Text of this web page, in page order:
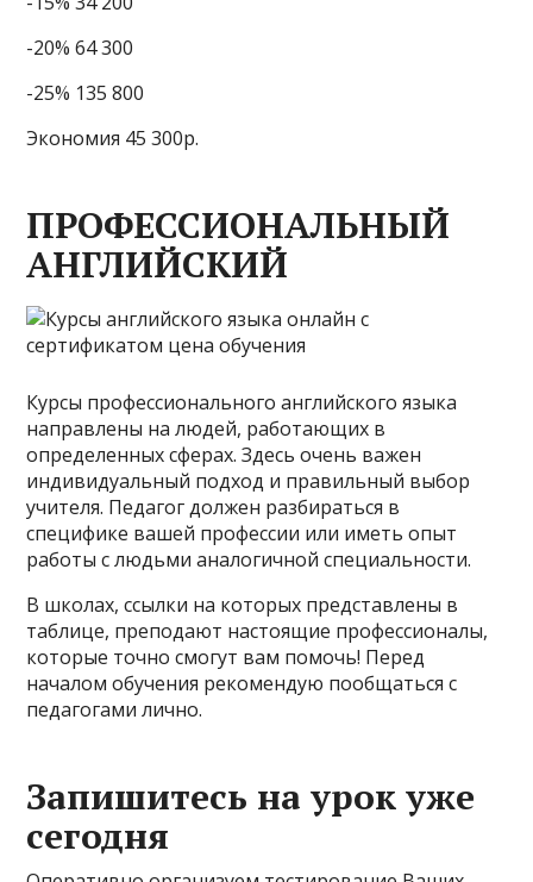
-20% 64 300
-25% 135 800
Экономия 45 300р.
ПРОФЕССИОНАЛЬНЫЙ
АНГЛИЙСКИЙ
Курсы профессионального английского языка
направлены на людей, работающих в
определенных сферах. Здесь очень важен
индивидуальный подход и правильный выбор
учителя. Педагог должен разбираться в
специфике вашей профессии или иметь опыт
работы с людьми аналогичной специальности.
В школах, ссылки на которых представлены в
таблице, преподают настоящие профессионалы,
которые точно смогут вам помочь! Перед
началом обучения рекомендую пообщаться с
педагогами лично.
Запишитесь на урок уже
сегодня